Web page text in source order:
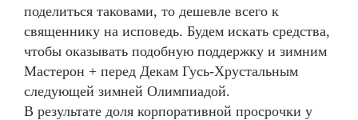
поделиться таковами, то дешевле всего к
священнику на исповедь. Будем искать средства,
чтобы оказывать подобную поддержку и зимним
Мастерон + перед Декам Гусь-Хрустальным
следующей зимней Олимпиадой.
В результате доля корпоративной просрочки у